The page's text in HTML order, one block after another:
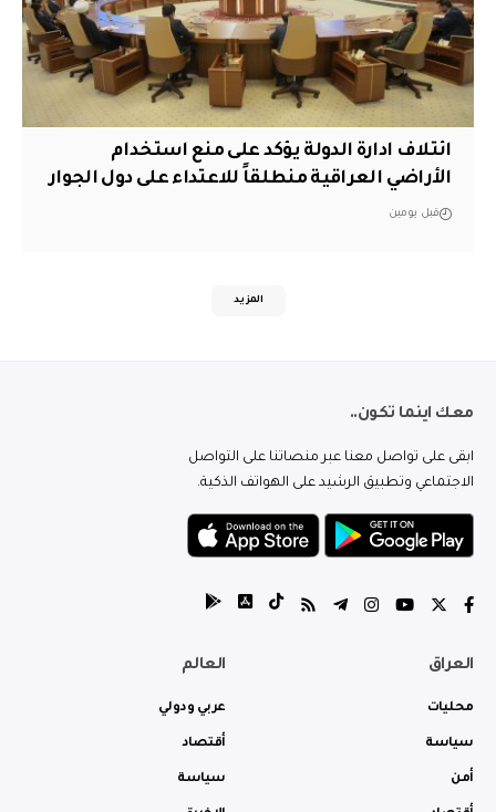
ائتلاف ادارة الدولة يؤكد على منع استخدام
الأراضي العراقية منطلقاً للاعتداء على دول الجوار
قبل يومين
المزيد
معك اينما تكون..
ابقى على تواصل معنا عبر منصاتنا على التواصل
الاجتماعي وتطبيق الرشيد على الهواتف الذكية.
العراق
محليات
سياسة
أمن
العالم
عربي ودولي
أقتصاد
سياسة